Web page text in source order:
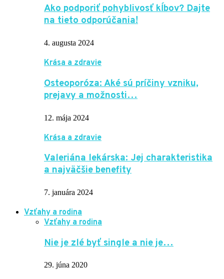
Ako podporiť pohyblivosť kĺbov? Dajte
na tieto odporúčania!
4. augusta 2024
Krása a zdravie
Osteoporóza: Aké sú príčiny vzniku,
prejavy a možnosti…
12. mája 2024
Krása a zdravie
Valeriána lekárska: Jej charakteristika
a najväčšie benefity
7. januára 2024
Vzťahy a rodina
Vzťahy a rodina
Nie je zlé byť single a nie je…
29. júna 2020